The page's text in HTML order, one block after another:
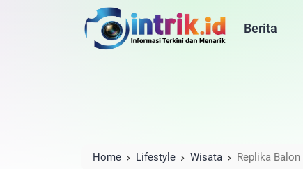
Berita
Home Lifestyle Wisata
Replika